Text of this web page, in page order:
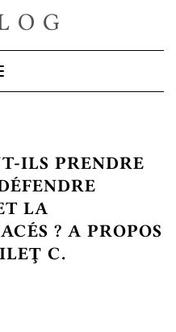
Navigation
ILS PRENDRE
LA
? A PROPOS
C.